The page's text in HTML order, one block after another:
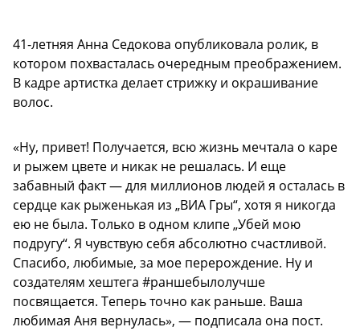
41-летняя Анна Седокова опубликовала ролик, в
котором похвасталась очередным преображением.
В кадре артистка делает стрижку и окрашивание
волос.
«Ну, привет! Получается, всю жизнь мечтала о каре
и рыжем цвете и никак не решалась. И еще
забавный факт — для миллионов людей я осталась в
сердце как рыженькая из „ВИА Гры“, хотя я никогда
ею не была. Только в одном клипе „Убей мою
подругу“. Я чувствую себя абсолютно счастливой.
Спасибо, любимые, за мое перерождение. Ну и
создателям хештега #раншебылолучше
посвящается. Теперь точно как раньше. Ваша
любимая Аня вернулась», — подписала она пост.